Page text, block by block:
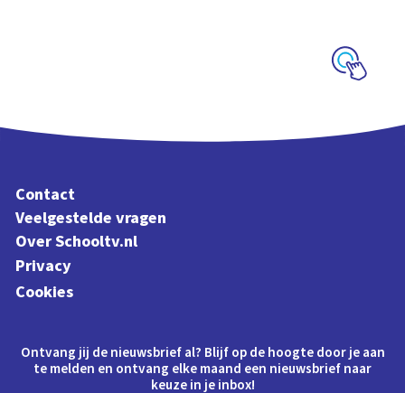
Contact
Veelgestelde vragen
Over Schooltv.nl
Privacy
Cookies
Ontvang jij de nieuwsbrief al? Blijf op de hoogte door je aan
te melden en ontvang elke maand een nieuwsbrief naar
keuze in je inbox!